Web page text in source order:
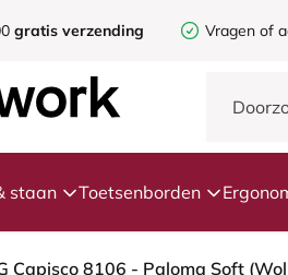
gratis verzending Vragen of
staan Toetsenborden